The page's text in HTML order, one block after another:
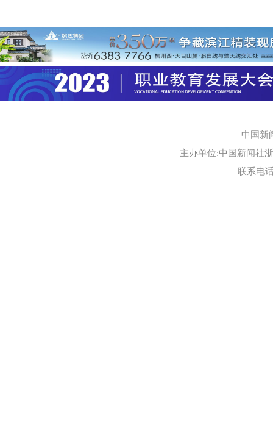
中国新
主办单位:中国新闻社
联系电